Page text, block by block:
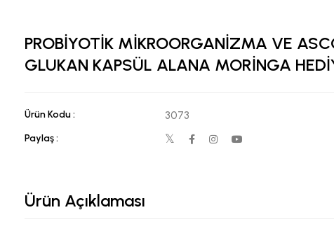
PROBİYOTİK MİKROORGANİZMA VE
GLUKAN KAPSÜL ALANA MORİNGA
Ürün Kodu : 3073
Paylaş :
Ürün Açıklaması